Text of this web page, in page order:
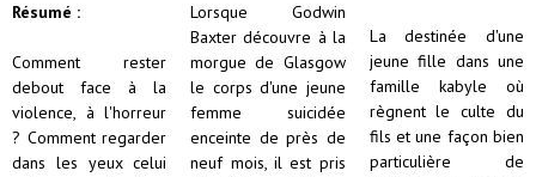
Résumé :
Comment rester
debout face à la
violence, à l'horreur
? Comment regarder
dans les yeux celui
Lorsque Godwin
Baxter découvre à la
morgue de Glasgow
le corps d'une jeune
femme suicidée
enceinte de près de
neuf mois, il est pris
La destinée d'une
jeune fille dans une
famille kabyle où
règnent le culte du
fils et une façon bien
particulière de